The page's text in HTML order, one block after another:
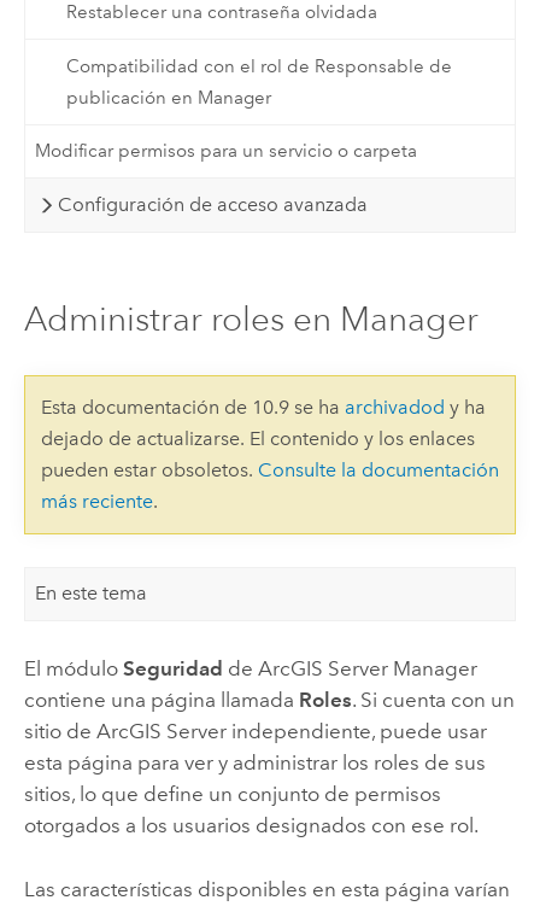
Restablecer una contraseña olvidada
Compatibilidad con el rol de Responsable de
publicación en Manager
Modificar permisos para un servicio o carpeta
Configuración de acceso avanzada
Administrar roles en Manager
Esta documentación de 10.9 se ha archivadod y ha
dejado de actualizarse. El contenido y los enlaces
pueden estar obsoletos. Consulte la documentación
más reciente.
En este tema
El módulo Seguridad de ArcGIS ServerManager
contiene una página llamada Roles. Si cuenta con un
sitio de ArcGIS Serverindependiente, puede usar
esta página para ver y administrar los roles de sus
sitios, lo que define un conjunto de permisos
otorgados a los usuarios designados con ese rol.
Las características disponibles en esta página varían